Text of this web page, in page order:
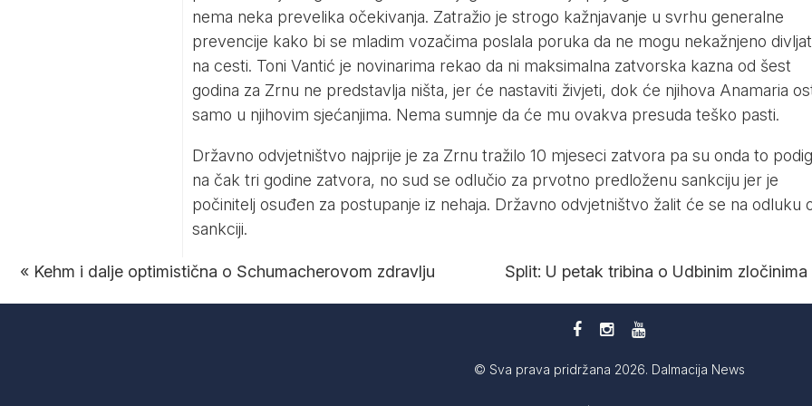
nema neka prevelika očekivanja. Zatražio je strogo kažnjavanje u svrhu generalne
prevencije kako bi se mladim vozačima poslala poruka da ne mogu nekažnjeno
na cesti. Toni Vantić je novinarima rekao da ni maksimalna zatvorska kazna od šest
godina za Zrnu ne predstavlja ništa, jer će nastaviti živjeti, dok će njihova Anamaria
samo u njihovim sjećanjima. Nema sumnje da će mu ovakva presuda teško pasti.
Državno odvjetništvo najprije je za Zrnu tražilo 10 mjeseci zatvora pa su onda to
na čak tri godine zatvora, no sud se odlučio za prvotno predloženu sankciju jer je
počinitelj osuđen za postupanje iz nehaja. Državno odvjetništvo žalit će se na odluku
sankciji.
« Kehm i dalje optimistična o Schumacherovom zdravlju Split: U petak tribina o Udbinim zločinima
© Sva prava pridržana 2026. Dalmacija News